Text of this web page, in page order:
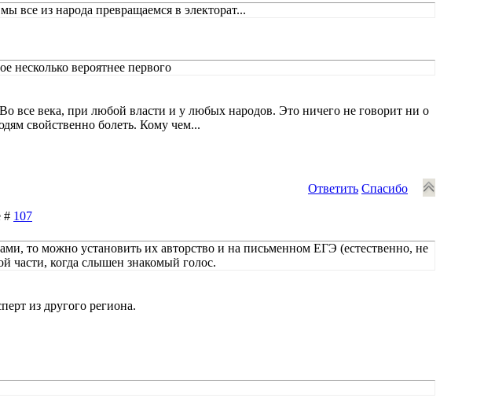
все из народа превращаемся в электорат...
несколько вероятнее первого
все века, при любой власти и у любых народов. Это ничего не говорит ни о
свойственно болеть. Кому чем...
Ответить Спасибо
# 107
то можно установить их авторство и на письменном ЕГЭ (естественно, не
части, когда слышен знакомый голос.
из другого региона.